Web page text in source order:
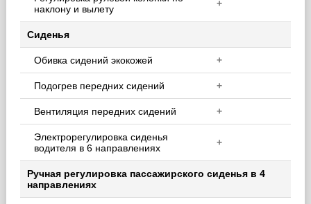
наклону и вылету
+
Сиденья
Обивка сидений экокожей +
Подогрев передних сидений +
Вентиляция передних сидений +
Электрорегулировка сиденья
водителя в 6 направлениях
+
Ручная регулировка пассажирского сиденья в 4
направлениях